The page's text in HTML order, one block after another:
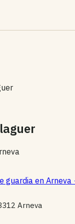
guardia en Arneva
Arneva